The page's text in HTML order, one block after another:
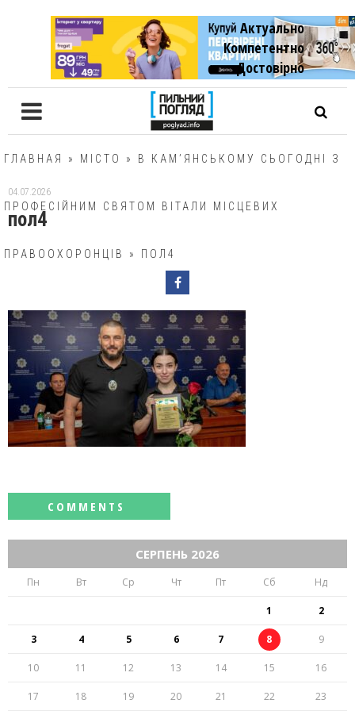
Актуально
Компетентно
Достовiрно
ГЛАВНАЯ » МІСТО » В КАМ’ЯНСЬКОМУ СЬОГОДНІ З
ПРОФЕСІЙНИМ СВЯТОМ ВІТАЛИ МІСЦЕВИХ
ПРАВООХОРОНЦІВ » ПОЛ4
04.07.2026
пол4
СЕРПЕНЬ 2026
Пн Вт Ср Чт Пт Сб Нд
1 2
3 4 5 6 7 8 9
10 11 12 13 14 15 16
17 18 19 20 21 22 23